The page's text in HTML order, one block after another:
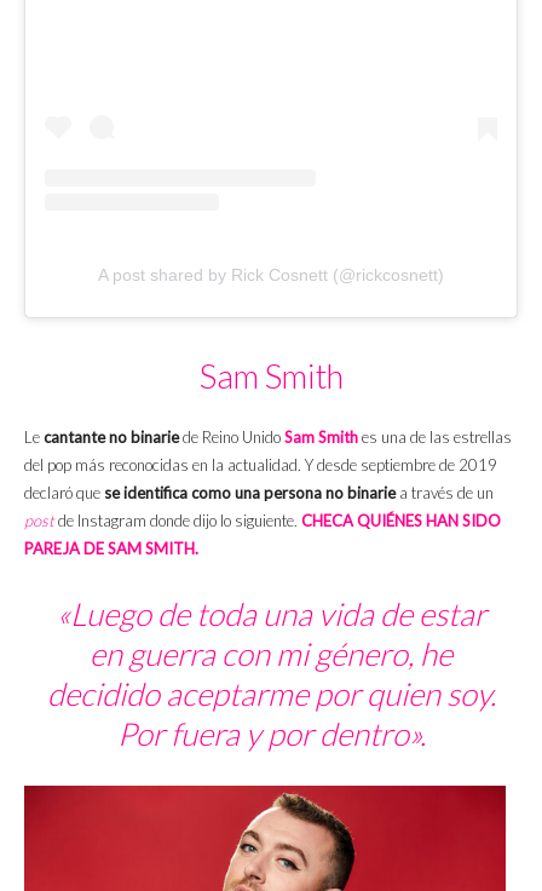
A post shared by Rick Cosnett (@rickcosnett)
Sam Smith
Lecantante no binariede Reino UnidoSam Smithes una de las estrellas
del pop más reconocidas en la actualidad. Y desde septiembre de 2019
declaró que se identifica como una persona no binariea través de un
postde Instagram donde dijo lo siguiente. CHECA QUIÉNES HAN SIDO
PAREJA DE SAM SMITH.
«Luego de toda una vida de estar
en guerra con mi género, he
decidido aceptarme por quien soy.
Por fuera y por dentro».